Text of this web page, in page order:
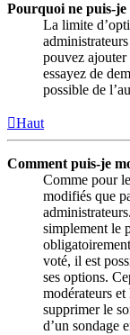
Pourquoi ne puis-je
La limite
pouvez ajouter
essayez de
possible de
Haut
Comment puis-je
Comme pour
modifiés que
simplement le
voté, il est
ses options.
modérateurs
supprimer le
d’un sondage